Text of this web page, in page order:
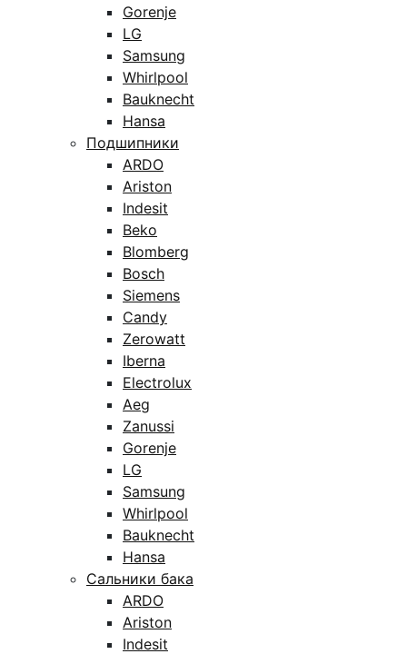
Gorenje
LG
Samsung
Whirlpool
Bauknecht
Hansa
Подшипники
ARDO
Ariston
Indesit
Beko
Blomberg
Bosch
Siemens
Candy
Zerowatt
Iberna
Electrolux
Aeg
Zanussi
Gorenje
LG
Samsung
Whirlpool
Bauknecht
Hansa
Сальники бака
ARDO
Ariston
Indesit